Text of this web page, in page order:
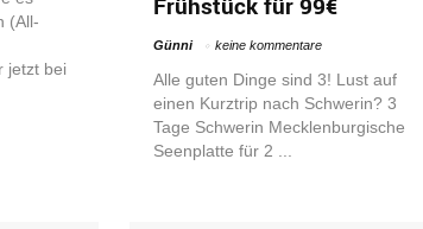
(All-
jetzt bei
Frühstück für 99€
Günni keine kommentare
Alle guten Dinge sind 3! Lust auf
einen Kurztrip nach Schwerin? 3
Tage Schwerin Mecklenburgische
Seenplatte für 2 ...